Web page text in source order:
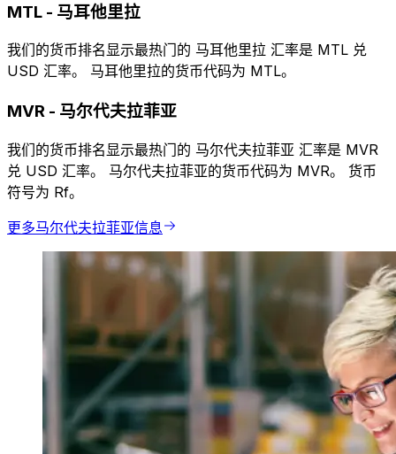
MTL - 马耳他里拉
我们的货币排名显示最热门的 马耳他里拉 汇率是 MTL 兑
USD 汇率。 马耳他里拉的货币代码为 MTL。
MVR - 马尔代夫拉菲亚
我们的货币排名显示最热门的 马尔代夫拉菲亚 汇率是 MVR
兑 USD 汇率。 马尔代夫拉菲亚的货币代码为 MVR。 货币
符号为 Rf。
更多马尔代夫拉菲亚信息